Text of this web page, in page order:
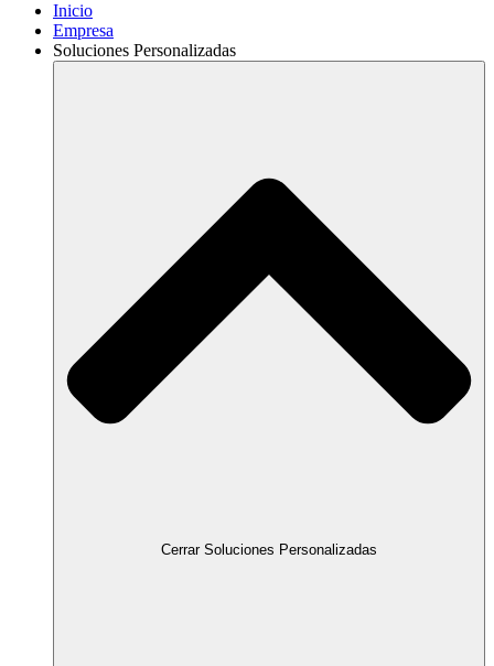
Inicio
Empresa
Soluciones Personalizadas
Cerrar Soluciones Personalizadas